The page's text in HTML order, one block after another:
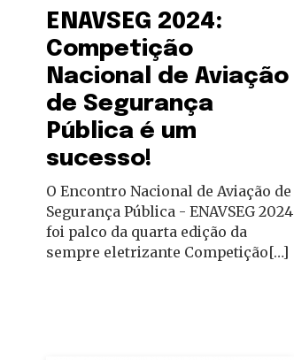
ENAVSEG 2024:
Competição
Nacional de Aviação
de Segurança
Pública é um
sucesso!
O Encontro Nacional de Aviação de
Segurança Pública - ENAVSEG 2024
foi palco da quarta edição da
sempre eletrizante Competição[…]